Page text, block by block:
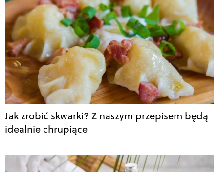
Jak zrobić skwarki? Z naszym przepisem będą
idealnie chrupiące